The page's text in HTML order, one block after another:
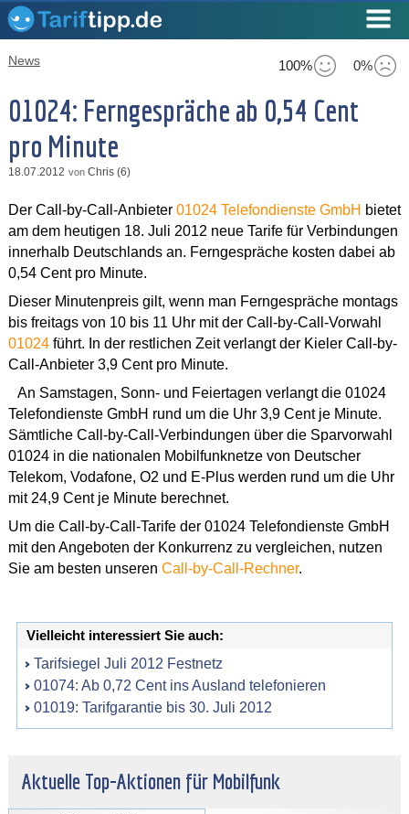
100% 0%
News
01024: Ferngespräche ab 0,54 Cent
pro Minute
18.07.2012 von Chris (6)
Der Call-by-Call-Anbieter 01024 Telefondienste GmbH bietet
am dem heutigen 18. Juli 2012 neue Tarife für Verbindungen
innerhalb Deutschlands an. Ferngespräche kosten dabei ab
0,54 Cent pro Minute.
Dieser Minutenpreis gilt, wenn man Ferngespräche montags
bis freitags von 10 bis 11 Uhr mit der Call-by-Call-Vorwahl
01024führt. In der restlichen Zeit verlangt der Kieler Call-by-
Call-Anbieter 3,9 Cent pro Minute.
An Samstagen, Sonn- und Feiertagen verlangt die 01024
Telefondienste GmbH rund um die Uhr 3,9 Cent je Minute.
Sämtliche Call-by-Call-Verbindungen über die Sparvorwahl
01024 in die nationalen Mobilfunknetze von Deutscher
Telekom, Vodafone, O2 und E-Plus werden rund um die Uhr
mit 24,9 Cent je Minute berechnet.
Um die Call-by-Call-Tarife der 01024 Telefondienste GmbH
mit den Angeboten der Konkurrenz zu vergleichen, nutzen
Sie am besten unseren Call-by-Call-Rechner.
Vielleicht interessiert Sie auch:
Tarifsiegel Juli 2012 Festnetz
01074: Ab 0,72 Cent ins Ausland telefonieren
01019: Tarifgarantie bis 30. Juli 2012
Aktuelle Top-Aktionen für Mobilfunk